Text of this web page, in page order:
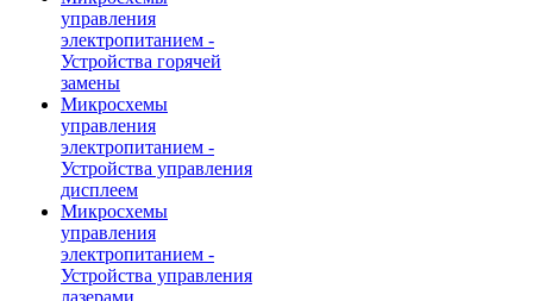
управления
электропитанием -
Устройства горячей
замены
Микросхемы
управления
электропитанием -
Устройства управления
дисплеем
Микросхемы
управления
электропитанием -
Устройства управления
лазерами